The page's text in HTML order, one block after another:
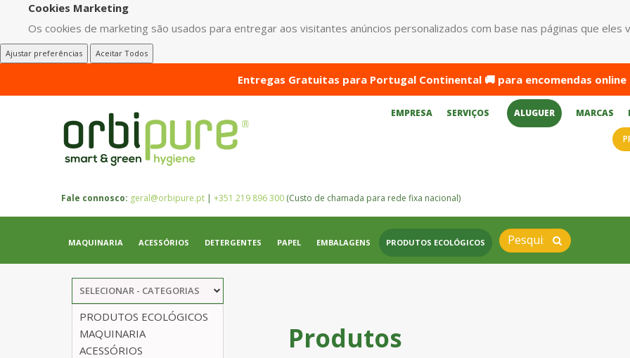
Cookies Marketing
Os cookies de marketing são usados para entregar aos visitantes anúncios personalizados com base nas páginas que eles
Ajustar preferências Aceitar Todos
Entregas Gratuitas para Portugal Continental 🚚 para encomendas
EMPRESA SERVIÇOS ALUGUER MARCAS
Fale connosco: geral@orbipure.pt | +351 219 896 300 (Custo de chamada para rede fixa nacional)
MAQUINARIA ACESSÓRIOS DETERGENTES PAPEL EMBALAGENS PRODUTOS ECOLÓGICOS
SELECIONAR - CATEGORIAS
PRODUTOS ECOLÓGICOS
MAQUINARIA
ACESSÓRIOS
Produtos